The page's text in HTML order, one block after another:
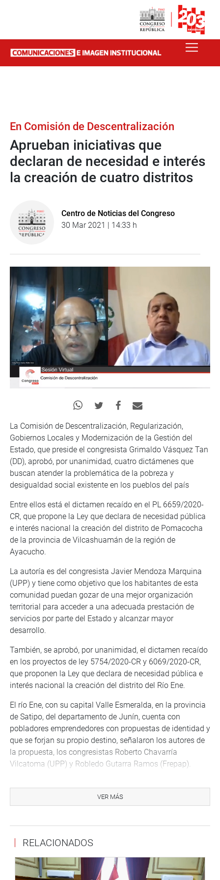
En Comisión de Descentralización
Aprueban iniciativas que
declaran de necesidad e interés
la creación de cuatro distritos
Centro de Noticias del Congreso
30 Mar 2021 | 14:33 h
La Comisión de Descentralización, Regularización,
Gobiernos Locales y Modernización de la Gestión del
Estado, que preside el congresista Grimaldo Vásquez Tan
(DD), aprobó, por unanimidad, cuatro dictámenes que
buscan atender la problemática de la pobreza y
desigualdad social existente en los pueblos del país
Entre ellos está el dictamen recaído en el PL 6659/2020-
CR, que propone la Ley que declara de necesidad pública
e interés nacional la creación del distrito de Pomacocha
de la provincia de Vilcashuamán de la región de
Ayacucho.
La autoría es del congresista Javier Mendoza Marquina
(UPP) y tiene como objetivo que los habitantes de esta
comunidad puedan gozar de una mejor organización
territorial para acceder a una adecuada prestación de
servicios por parte del Estado y alcanzar mayor
desarrollo.
También, se aprobó, por unanimidad, el dictamen recaído
en los proyectos de ley 5754/2020-CR y 6069/2020-CR,
que proponen la Ley que declara de necesidad pública e
interés nacional la creación del distrito del Río Ene.
El río Ene, con su capital Valle Esmeralda, en la provincia
de Satipo, del departamento de Junín, cuenta con
pobladores emprendedores con propuestas de identidad y
que se forjan su propio destino, señalaron los autores de
la propuesta, los congresistas Roberto Chavarría
Vilcatoma (UPP) y Robledo Gutarra Ramos (Frepap).
recaído por insistencia en la observación del Poder
Ejecutivo a la autógrafa de la Ley que declara de interés
recaído en la observación del Poder Ejecutivo a la
autógrafa a Ley que declara de interés nacional y
VER MÁS
RELACIONADOS